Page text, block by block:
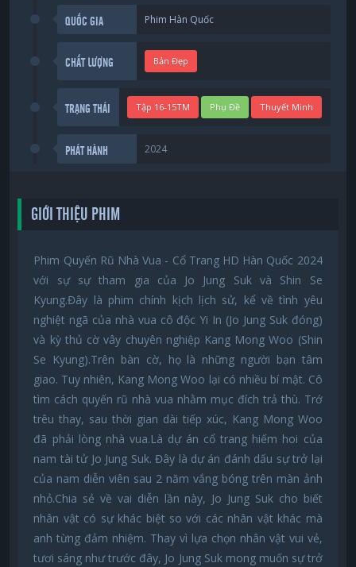
QUỐC GIA Phim Hàn Quốc
CHẤT LƯỢNG Bản Đẹp
TRẠNG THÁI Tập 16-15TM Phụ Đề Thuyết Minh
PHÁT HÀNH 2024
GIỚI THIỆU PHIM
Phim Quyến Rũ Nhà Vua - Cổ Trang HD Hàn Quốc 2024
với sự sự tham gia của Jo Jung Suk và Shin Se
Kyung.Đây là phim chính kịch lịch sử, kể về tình yêu
nghiệt ngã của nhà vua cô độc Yi In (Jo Jung Suk đóng)
và kỳ thủ cờ vây chuyên nghiệp Kang Mong Woo (Shin
Se Kyung).Trên bàn cờ, họ là những người bạn tâm
giao. Tuy nhiên, Kang Mong Woo lại có nhiều bí mật. Cô
tìm cách quyến rũ nhà vua nhằm mục đích trả thù. Trớ
trêu thay, sau thời gian dài tiếp xúc, Kang Mong Woo
đã phải lòng nhà vua.Là dự án cổ trang hiếm hoi của
nam tài tử Jo Jung Suk. Đây là dự án đánh dấu sự trở lại
của nam diễn viên sau 2 năm vắng bóng trên màn ảnh
nhỏ.Chia sẻ về vai diễn lần này, Jo Jung Suk cho biết
nhân vật có sự khác biệt so với các nhân vật khác mà
anh từng đảm nhiệm. Thay vì lựa chọn nhân vật vui vẻ,
tươi sáng như trước đây, Jo Jung Suk mong muốn sự trở